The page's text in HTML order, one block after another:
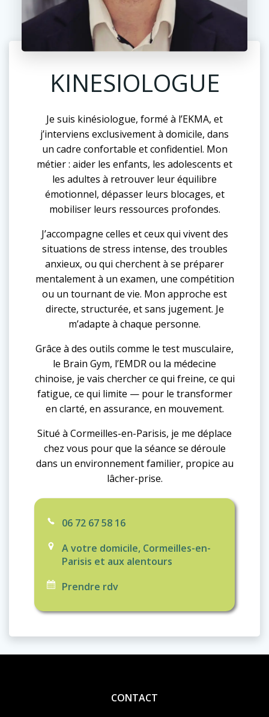
KINESIOLOGUE
Je suis kinésiologue, formé à l’EKMA, et
j’interviens exclusivement à domicile, dans
un cadre confortable et confidentiel. Mon
métier : aider les enfants, les adolescents et
les adultes à retrouver leur équilibre
émotionnel, dépasser leurs blocages, et
mobiliser leurs ressources profondes.
J’accompagne celles et ceux qui vivent des
situations de stress intense, des troubles
anxieux, ou qui cherchent à se préparer
mentalement à un examen, une compétition
ou un tournant de vie. Mon approche est
directe, structurée, et sans jugement. Je
m’adapte à chaque personne.
Grâce à des outils comme le test musculaire,
le Brain Gym, l’EMDR ou la médecine
chinoise, je vais chercher ce qui freine, ce qui
fatigue, ce qui limite — pour le transformer
en clarté, en assurance, en mouvement.
Situé à Cormeilles-en-Parisis, je me déplace
chez vous pour que la séance se déroule
dans un environnement familier, propice au
lâcher-prise.
06 72 67 58 16
A votre domicile, Cormeilles-en-
Parisis et aux alentours
Prendre rdv
CONTACT